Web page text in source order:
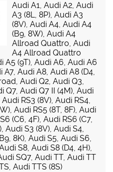
Audi A1, Audi A2, Audi
A3 (8L, 8P), Audi A3
(8V), Audi A4, Audi A4
(B9, 8W), Audi A4
Allroad Quattro, Audi
A4 Allroad Quattro
A5 (9T), Audi A6, Audi A6
A7, Audi A8, Audi A8 (D4,
, Audi Q2, Audi Q3,
Q7, Audi Q7 II (4M), Audi
Audi RS3 (8V), Audi RS4,
, Audi RS5 (8T, 8F), Audi
(C6, 4F), Audi RS6 (C7,
, Audi S3 (8V), Audi S4,
8K), Audi S5, Audi S6,
S8, Audi S8 (D4, 4H),
SQ7, Audi TT, Audi TT
, Audi TTS (8S)